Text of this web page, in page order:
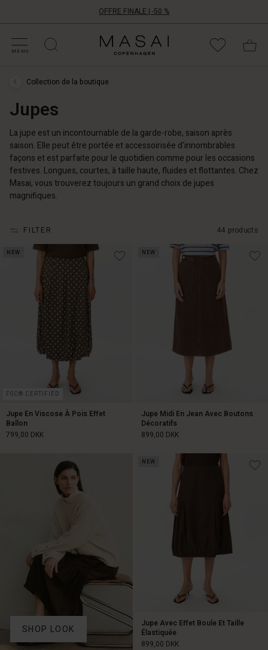
OFFRE FINALE | -50 %
MENU
Masai
Clothing
Collection
la
boutique
›
Jupes
Collection de la boutique
Jupes
La jupe est un incontournable de la garde-robe, saison après
saison. Elle peut être portée et accessoirisée d'innombrables
façons et est parfaite pour le quotidien comme pour les occasions
festives. Longues, courtes, à taille haute, fluides et flottantes. Chez
Masai, vous trouverez toujours un grand choix de jupes
magnifiques.
FILTER 44 products
NEW
FSC® CERTIFIED
Jupe En Viscose À Pois Effet
Ballon
799,00 DKK
NEW
Jupe Midi En Jean Avec Boutons
Décoratifs
899,00 DKK
899,00 DKK
SHOP LOOK
NEW
Jupe Avec Effet Boule Et Taille
Élastiquée
899,00 DKK